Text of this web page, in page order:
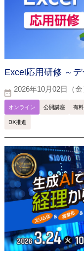
Excel応用研修 ～
2026年10月02日（
オンライン 公開講座 有料
DX推進